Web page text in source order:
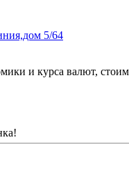
5/64
и курса валют,